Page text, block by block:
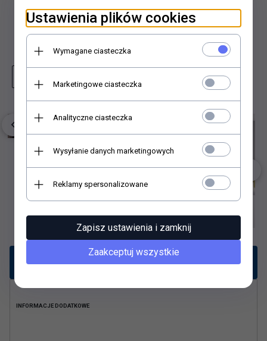
Dodaj do porównania
Zapytaj o produkt
Opis produktu
INFORMACJE DODATKOWE
Ustawienia plików cookies
Wymagane ciasteczka
Marketingowe ciasteczka
Analityczne ciasteczka
Wysyłanie danych marketingowych
Reklamy spersonalizowane
Zapisz ustawienia i zamknij
Zaakceptuj wszystkie